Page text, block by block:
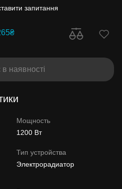
запитання
наявності
Мощность
1200 Вт
Тип устройства
Электрорадиатор